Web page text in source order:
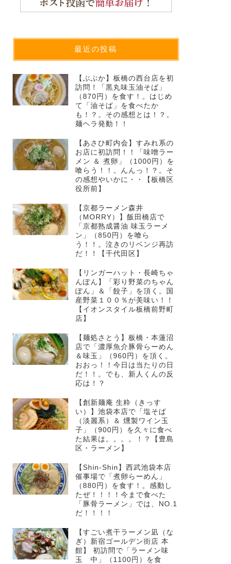
最近の投稿
【ぶぶか】板橋の西台店を初
訪問！「黒丸味玉油そば」
（870円）を食す！。はじめ
て「油そば」を食べたか
も！？。その感想とは！？。
麺ヘラ発動！！
【あさひ町内会】すみれ系の
お店に初訪問！！「味噌ラー
メン ＆ 煮卵」（1000円）を
喰らう！！。んんっ！？。そ
の感想やいかに・・【板橋区
役所前】
【京都ラーメン森井
（MORRY）】飯田橋店で
「京都熟成醤油 味玉ラーメ
ン」（850円）を喰ら
う！！。泣きのリベンジ再訪
だ！！【千代田区】
【リンガーハット・長崎ちゃ
んぽん】「彩り野菜のちゃん
ぽん」＆「餃子」を頂く。国
産野菜１００％が美味い！！
【イオンスタイル板橋前野町
店】
【麺処さとう】板橋・本蓮沼
店で「濃厚魚介豚骨らーめん
＆味玉」（960円）を頂く。
おおっ！！今日は当たりの日
だ！！。でも、新人くんの反
応は！？
【創新麺庵 生粋（きっす
い）】池袋本店で「塩そば
（淡麗系）＆ 燻製ワイン玉
子」（900円）を久々に食べ
た結果は。。。。！？【豊島
区・ラーメン】
【Shin-Shin】西武池袋本店
催事場で「煮卵らーめん」
（880円）を食す！。感動し
たぜ！！！！今まで食べた
「豚骨ラーメン」では、NO.1
だ！！！！
【すごい煮干ラーメン凪（な
ぎ）新宿ゴールデン街店 本
館】 初訪問で「ラーメン味
玉 中」（1100円）を食